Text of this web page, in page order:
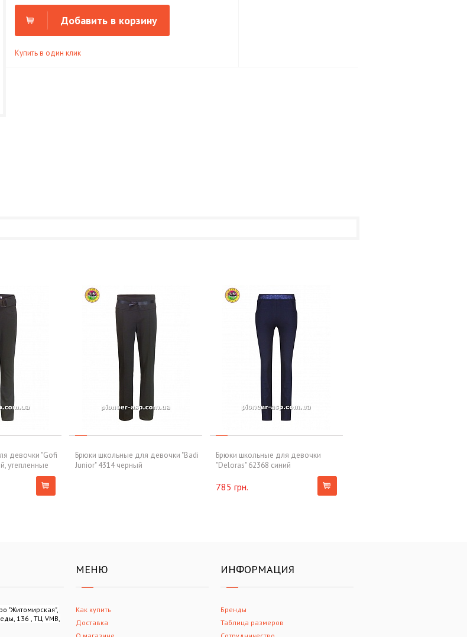
Добавить в корзину
Купить в один клик
девочки "Gofi
утепленные
Брюки школьные для девочки "Badi
Junior" 4314 черный
Брюки школьные для девочки
"Deloras" 62368 синий
785 грн.
"Житомирская",
136 , ТЦ VMB,
МЕНЮ
Как купить
Доставка
ИНФОРМАЦИЯ
Бренды
Таблица размеров